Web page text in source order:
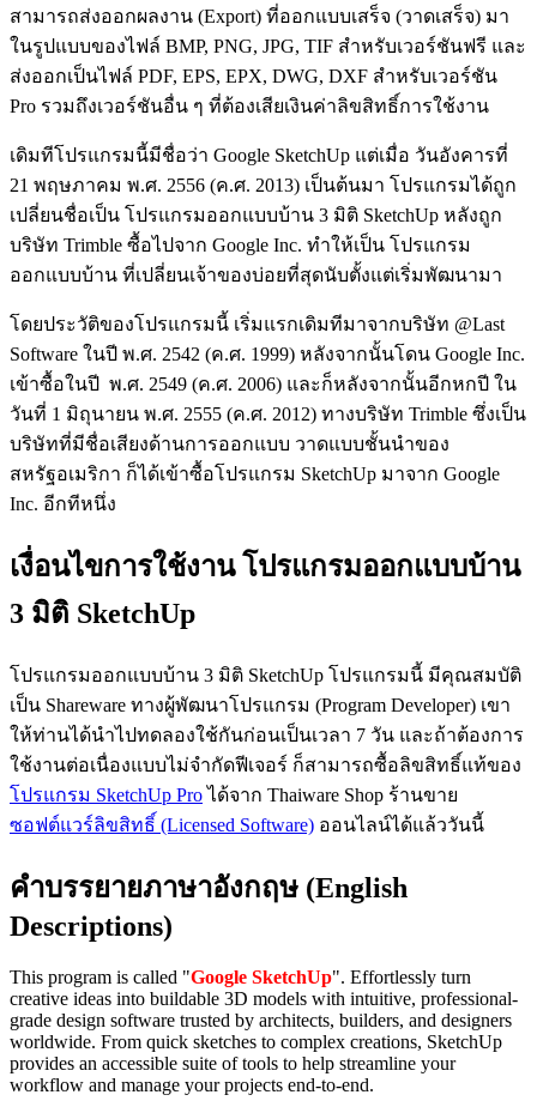
สามารถส่งออกผลงาน (Export) ที่ออกแบบเสร็จ (วาดเสร็จ) มา
ในรูปแบบของไฟล์ BMP, PNG, JPG, TIF สำหรับเวอร์ชันฟรี และ
ส่งออกเป็นไฟล์ PDF, EPS, EPX, DWG, DXF สำหรับเวอร์ชัน
Pro รวมถึงเวอร์ชันอื่น ๆ ที่ต้องเสียเงินค่าลิขสิทธิ์การใช้งาน
เดิมทีโปรแกรมนี้มีชื่อว่า Google SketchUp แต่เมื่อ วันอังคารที่
21 พฤษภาคม พ.ศ. 2556 (ค.ศ. 2013) เป็นต้นมา โปรแกรมได้ถูก
เปลี่ยนชื่อเป็น โปรแกรมออกแบบบ้าน 3 มิติ SketchUp หลังถูก
บริษัท Trimble ซื้อไปจาก Google Inc. ทำให้เป็น โปรแกรม
ออกแบบบ้าน ที่เปลี่ยนเจ้าของบ่อยที่สุดนับตั้งแต่เริ่มพัฒนามา
โดยประวัติของโปรแกรมนี้ เริ่มแรกเดิมทีมาจากบริษัท @Last
Software ในปี พ.ศ. 2542 (ค.ศ. 1999) หลังจากนั้นโดน Google Inc.
เข้าซื้อในปี พ.ศ. 2549 (ค.ศ. 2006) และก็หลังจากนั้นอีกหกปี ใน
วันที่ 1 มิถุนายน พ.ศ. 2555 (ค.ศ. 2012) ทางบริษัท Trimble ซึ่งเป็น
บริษัทที่มีชื่อเสียงด้านการออกแบบ วาดแบบชั้นนำของ
สหรัฐอเมริกา ก็ได้เข้าซื้อโปรแกรม SketchUp มาจาก Google
Inc. อีกทีหนึ่ง
เงื่อนไขการใช้งาน โปรแกรมออกแบบบ้าน
3 มิติ SketchUp
โปรแกรมออกแบบบ้าน 3 มิติ SketchUp โปรแกรมนี้ มีคุณสมบัติ
เป็น Shareware ทางผู้พัฒนาโปรแกรม (Program Developer) เขา
ให้ท่านได้นำไปทดลองใช้กันก่อนเป็นเวลา 7 วัน และถ้าต้องการ
ใช้งานต่อเนื่องแบบไม่จำกัดฟีเจอร์ ก็สามารถซื้อลิขสิทธิ์แท้ของ
โปรแกรม SketchUp Proได้จาก Thaiware Shop ร้านขาย
ซอฟต์แวร์ลิขสิทธิ์ (Licensed Software) ออนไลน์ได้แล้ววันนี้
คำบรรยายภาษาอังกฤษ (English
Descriptions)
This program is called "Google SketchUp". Effortlessly turn
creative ideas into buildable 3D models with intuitive, professional-
grade design software trusted by architects, builders, and designers
worldwide. From quick sketches to complex creations, SketchUp
provides an accessible suite of tools to help streamline your
workflow and manage your projects end-to-end.